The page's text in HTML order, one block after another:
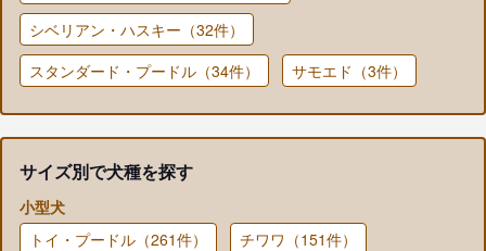
シベリアン・ハスキー（32件）
スタンダード・プードル（34件）
サモエド（3件）
サイズ別で犬種を探す
小型犬
トイ・プードル（261件）
チワワ（151件）